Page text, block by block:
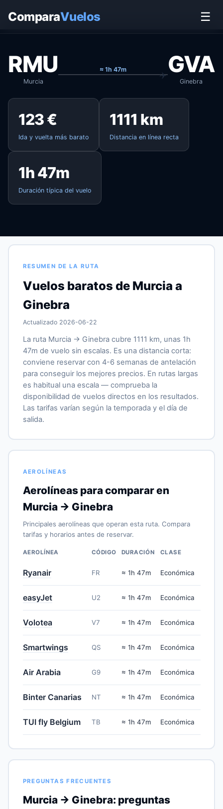
ComparaVuelos ☰
RMU
Murcia
≈ 1h 47m GVA
Ginebra
123 €
Ida y vuelta más barato
1111 km
Distancia en línea recta
1h 47m
Duración típica del vuelo
RESUMEN DE LA RUTA
Vuelos baratos de Murcia a
Ginebra
Actualizado 2026-06-22
La ruta Murcia → Ginebra cubre 1111 km, unas 1h
47m de vuelo sin escalas. Es una distancia corta:
conviene reservar con 4-6 semanas de antelación
para conseguir los mejores precios. En rutas largas
es habitual una escala — comprueba la
disponibilidad de vuelos directos en los resultados.
Las tarifas varían según la temporada y el día de
salida.
AEROLÍNEAS
Aerolíneas para comparar en
Murcia → Ginebra
Principales aerolíneas que operan esta ruta. Compara
tarifas y horarios antes de reservar.
AEROLÍNEA CÓDIGO DURACIÓN CLASE
Ryanair FR ≈ 1h 47m Económica
easyJet U2 ≈ 1h 47m Económica
Volotea V7 ≈ 1h 47m Económica
Smartwings QS ≈ 1h 47m Económica
Air Arabia G9 ≈ 1h 47m Económica
Binter Canarias NT ≈ 1h 47m Económica
TUI fly Belgium TB ≈ 1h 47m Económica
PREGUNTAS FRECUENTES
Murcia → Ginebra: preguntas